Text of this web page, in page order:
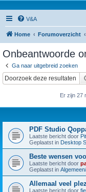
V&A
Home Forumoverzicht
Onbeantwoorde
Ga naar uitgebreid zoeken
Er zijn 27
PDF Studio
Laatste bericht door
Geplaatst in Desktop
Beste wensen
Laatste bericht door
Geplaatst in
Allemaal veel
Laatste bericht door